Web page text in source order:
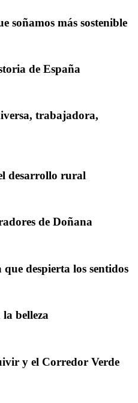
soñamos más sostenible
de España
trabajadora,
desarrollo rural
de Doñana
despierta los sentidos
belleza
y el Corredor Verde